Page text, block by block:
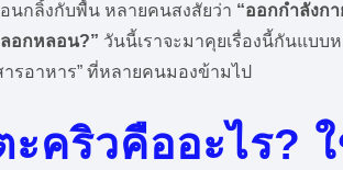
นกลิ้งกับพื้น หลายคนสงสัยว่า “ออกกำลังก
อกหลอน?” วันนี้เราจะมาคุยเรื่องนี้กันแบบ
ารอาหาร” ที่หลายคนมองข้ามไป
ะคริวคืออะไร?